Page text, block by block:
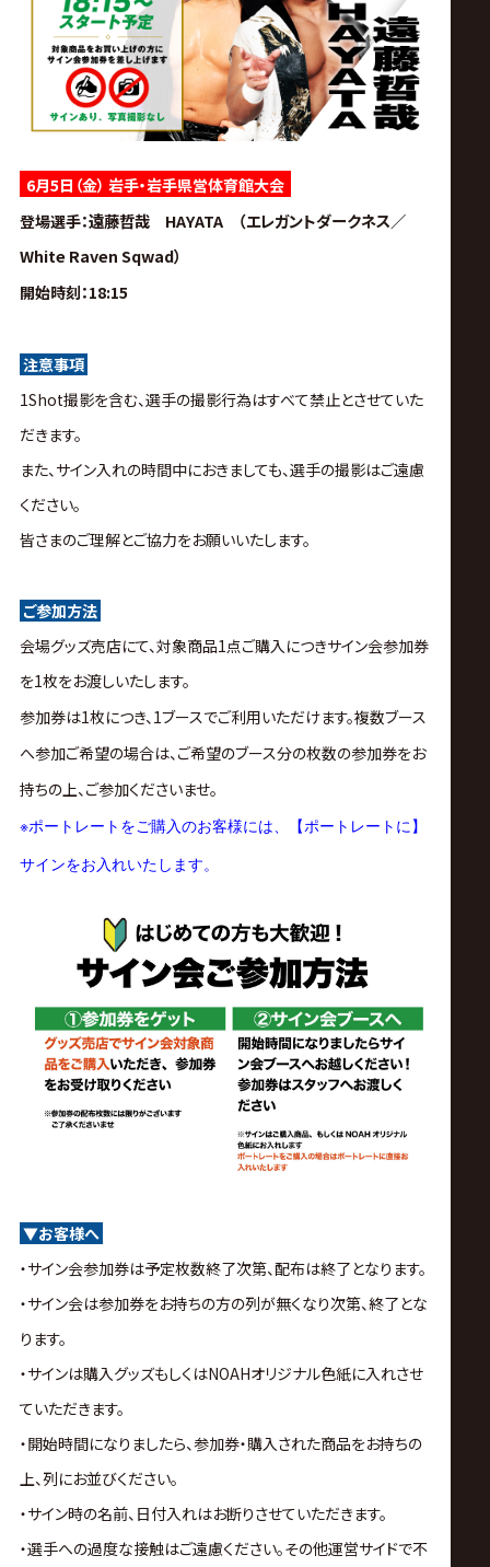
6月5日（金） 岩手・岩手県営体育館大会
登場選手：遠藤哲哉 HAYATA （エレガントダークネス／
White Raven Sqwad）
開始時刻：18:15
注意事項
1Shot撮影を含む、選手の撮影行為はすべて禁止とさせていた
だきます。
また、サイン入れの時間中におきましても、選手の撮影はご遠慮
ください。
皆さまのご理解とご協力をお願いいたします。
ご参加方法
会場グッズ売店にて、対象商品1点ご購入につきサイン会参加券
を1枚をお渡しいたします。
参加券は1枚につき、1ブースでご利用いただけます。複数ブース
へ参加ご希望の場合は、ご希望のブース分の枚数の参加券をお
持ちの上、ご参加くださいませ。
※ポートレートをご購入のお客様には、【ポートレートに】
サインをお入れいたします。
▼お客様へ
・サイン会参加券は予定枚数終了次第、配布は終了となります。
・サイン会は参加券をお持ちの方の列が無くなり次第、終了とな
ります。
・サインは購入グッズもしくはNOAHオリジナル色紙に入れさせ
ていただきます。
・開始時間になりましたら、参加券・購入された商品をお持ちの
上、列にお並びください。
・サイン時の名前、日付入れはお断りさせていただきます。
・選手への過度な接触はご遠慮ください。その他運営サイドで不